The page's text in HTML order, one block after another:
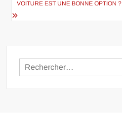
VOITURE EST UNE BONNE OPTION ?